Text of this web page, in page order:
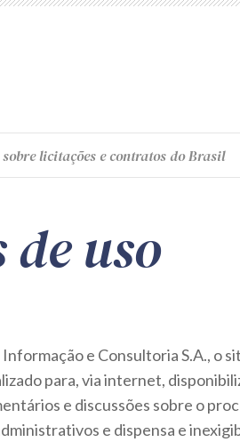
licitações e contratos do Brasil
uso
e Consultoria S.A., o
para, via internet,
e discussões sobre o
e dispensa e